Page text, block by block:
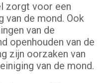
zorgt voor een
van de mond. Ook
van de
openhouden van de
zijn oorzaken van
van de mond.